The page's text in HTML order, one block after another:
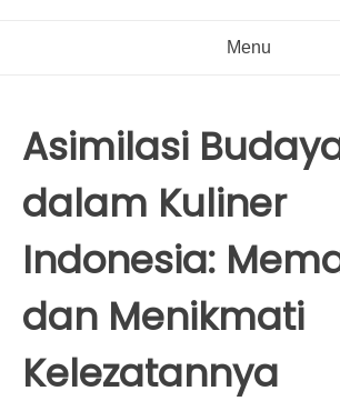
Menu
Asimilasi
dalam Kuliner
Indonesia:
dan Menikmati
Kelezatannya